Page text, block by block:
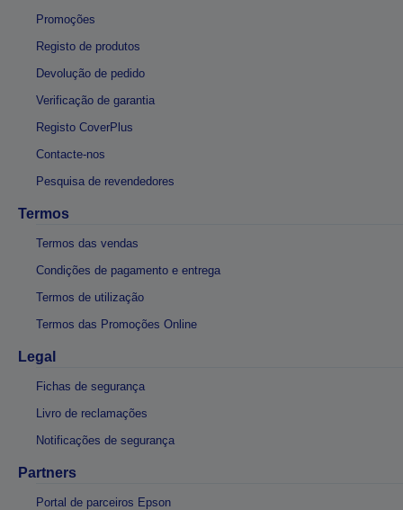
Promoções
Registo de produtos
Devolução de pedido
Verificação de garantia
Registo CoverPlus
Contacte-nos
Pesquisa de revendedores
Termos
Termos das vendas
Condições de pagamento e entrega
Termos de utilização
Termos das Promoções Online
Legal
Fichas de segurança
Livro de reclamações
Notificações de segurança
Partners
Portal de parceiros Epson